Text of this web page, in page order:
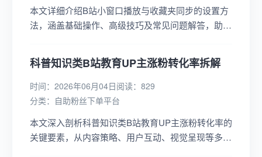
本文详细介绍B站小窗口播放与收藏夹同步的设置方
法，涵盖基础操作、高级技巧及常见问题解答，助你
科普知识类B站教育UP主涨粉转化率拆解
时间：2026年06月04日阅读：829
分类： 自助粉丝下单平台
本文深入剖析科普知识类B站教育UP主涨粉转化率的
关键要素，从内容策略、用户互动、视觉呈现等多维